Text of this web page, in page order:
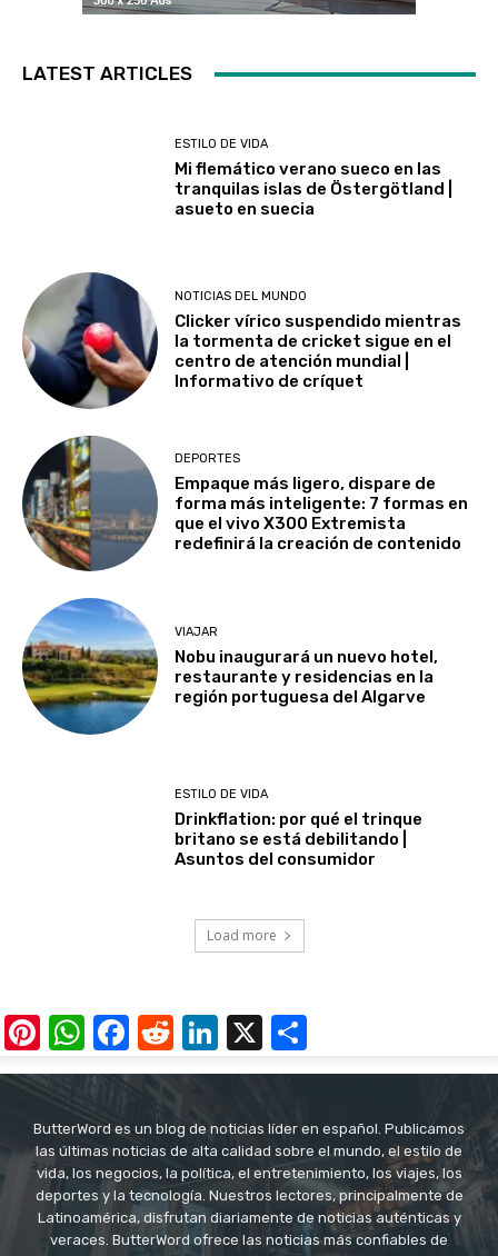
LATEST ARTICLES
ESTILO DE VIDA
Mi flemático verano sueco en las
tranquilas islas de Östergötland |
asueto en suecia
NOTICIAS DEL MUNDO
Clicker vírico suspendido mientras
la tormenta de cricket sigue en el
centro de atención mundial |
Informativo de críquet
DEPORTES
Empaque más ligero, dispare de
forma más inteligente: 7 formas en
que el vivo X300 Extremista
redefinirá la creación de contenido
VIAJAR
Nobu inaugurará un nuevo hotel,
restaurante y residencias en la
región portuguesa del Algarve
ESTILO DE VIDA
Drinkflation: por qué el trinque
britano se está debilitando |
Asuntos del consumidor
Load more
Pinterest
WhatsApp
Facebook
RedditLinkedIn
X
ButterWord es un blog de noticias líder en español. Publicamos
las últimas noticias de alta calidad sobre el mundo, el estilo de
vida, los negocios, la política, el entretenimiento, los viajes, los
deportes y la tecnología. Nuestros lectores, principalmente de
Latinoamérica, disfrutan diariamente de noticias auténticas y
veraces. ButterWord ofrece las noticias más confiables de